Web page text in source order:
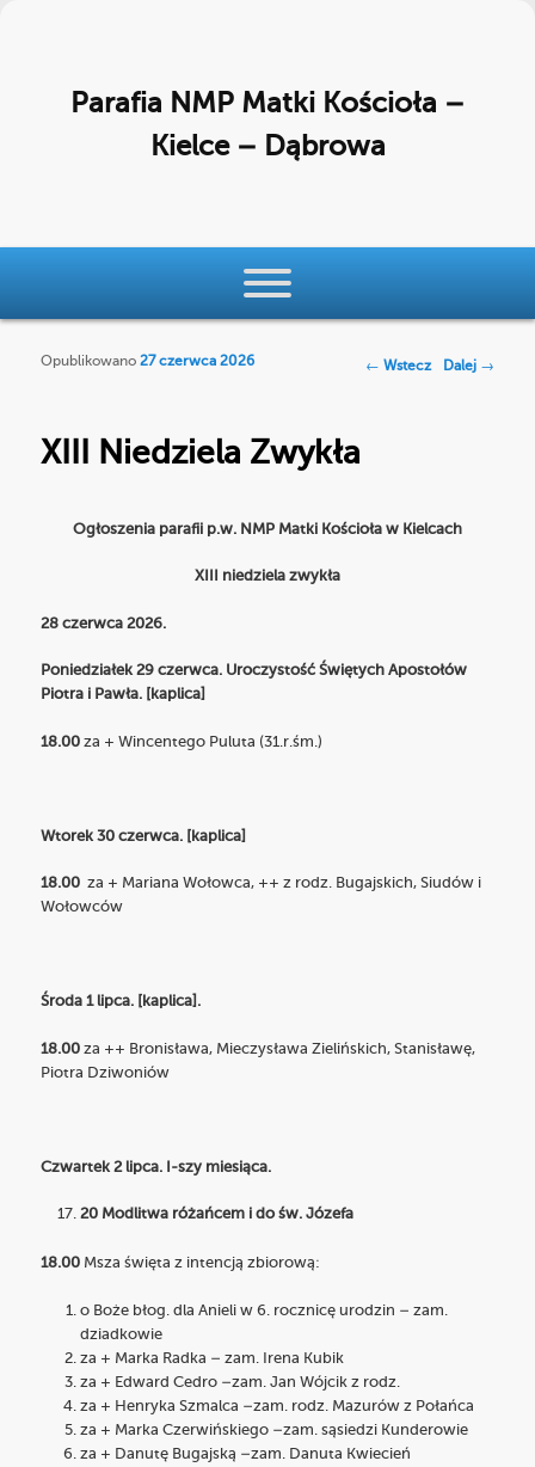
Parafia NMP Matki Kościoła –
Kielce – Dąbrowa
Nawigacja po
← Wstecz Dalej →
XIII Niedziela Zwykła
Opublikowano27 czerwca 2026
Ogłoszenia parafii p.w. NMP Matki Kościoła w Kielcach
XIII niedziela zwykła
28 czerwca 2026.
Poniedziałek 29 czerwca. Uroczystość Świętych Apostołów
Piotra i Pawła. [kaplica]
18.00 za + Wincentego Puluta (31.r.śm.)
Wtorek 30 czerwca. [kaplica]
18.00za + Mariana Wołowca, ++ z rodz. Bugajskich, Siudów i
Wołowców
Środa 1 lipca. [kaplica].
18.00za ++ Bronisława, Mieczysława Zielińskich, Stanisławę,
Piotra Dziwoniów
Czwartek 2 lipca. I-szy miesiąca.
20 Modlitwa różańcem i do św. Józefa
18.00 Msza święta z intencją zbiorową:
o Boże błog. dla Anieli w 6. rocznicę urodzin – zam.
dziadkowie
za + Marka Radka – zam. Irena Kubik
za + Edward Cedro –zam. Jan Wójcik z rodz.
za + Henryka Szmalca –zam. rodz. Mazurów z Połańca
za + Marka Czerwińskiego –zam. sąsiedzi Kunderowie
za + Danutę Bugajską –zam. Danuta Kwiecień